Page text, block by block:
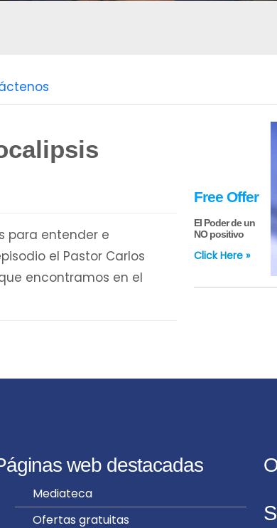
para entender e
el Pastor Carlos
encontramos en el
Free Offer
El Poder de un
NO positivo
Click Here »
web destacadas
Mediateca
Ofertas gratuitas